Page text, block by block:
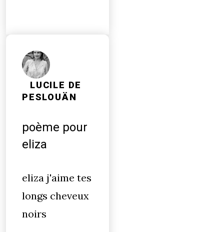
LUCILE DE
PESLOUÄN
poème pour
eliza
eliza j'aime tes
longs cheveux
noirs